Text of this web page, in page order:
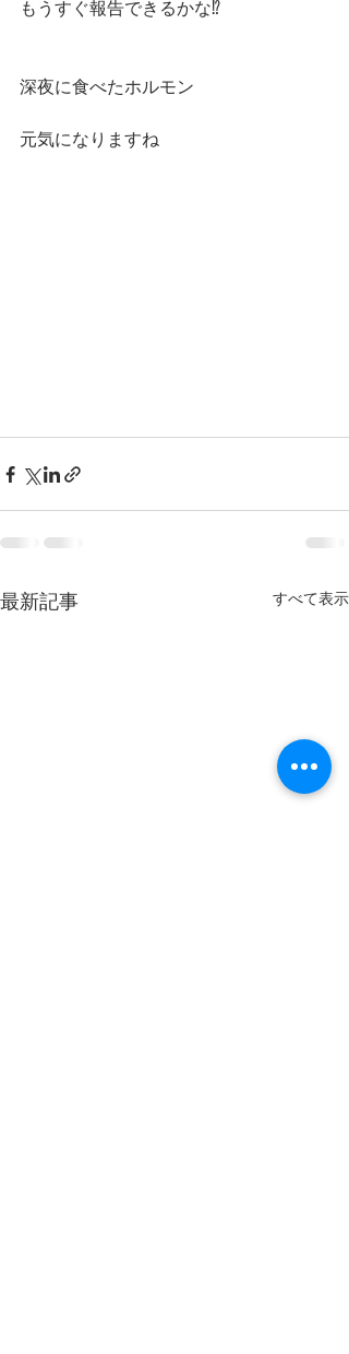
もうすぐ報告できるかな⁉️
深夜に食べたホルモン
元気になりますね
最新記事 すべて表示